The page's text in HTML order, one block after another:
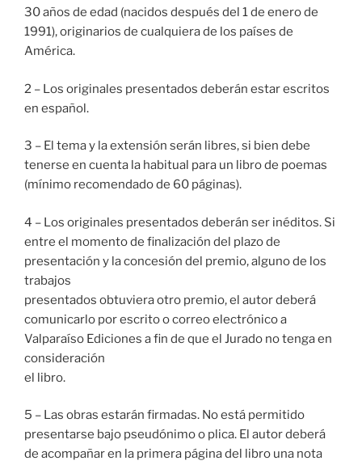
30 años de edad (nacidos después del 1 de enero de
1991), originarios de cualquiera de los países de
América.
2 – Los originales presentados deberán estar escritos
en español.
3 – El tema y la extensión serán libres, si bien debe
tenerse en cuenta la habitual para un libro de poemas
(mínimo recomendado de 60 páginas).
4 – Los originales presentados deberán ser inéditos. Si
entre el momento de finalización del plazo de
presentación y la concesión del premio, alguno de los
trabajos
presentados obtuviera otro premio, el autor deberá
comunicarlo por escrito o correo electrónico a
Valparaíso Ediciones a fin de que el Jurado no tenga en
consideración
el libro.
5 – Las obras estarán firmadas. No está permitido
presentarse bajo pseudónimo o plica. El autor deberá
de acompañar en la primera página del libro una nota